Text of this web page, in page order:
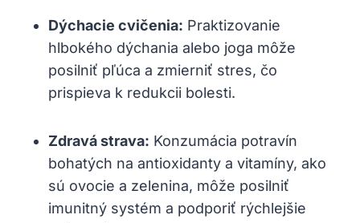
Dýchacie cvičenia: Praktizovanie
hlbokého dýchania alebo joga môže
posilniť pľúca a zmierniť stres, čo
prispieva k redukcii bolesti.
Zdravá strava: Konzumácia potravín
bohatých na antioxidanty a vitamíny, ako
sú ovocie a zelenina, môže posilniť
imunitný systém a podporiť rýchlejšie